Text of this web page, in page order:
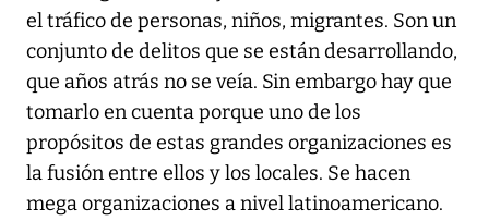
el tráfico de personas, niños, migrantes. Son un
conjunto de delitos que se están desarrollando,
que años atrás no se veía. Sin embargo hay que
tomarlo en cuenta porque uno de los
propósitos de estas grandes organizaciones es
la fusión entre ellos y los locales. Se hacen
mega organizaciones a nivel latinoamericano.